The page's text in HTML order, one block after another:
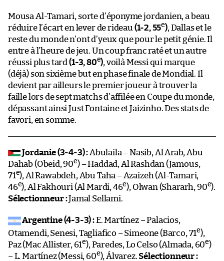
Mousa Al-Tamari, sorte d’éponyme jordanien, a beau
réduire l’écart en lever de rideau (1-2, 55e), Dallas et le
reste du monde n’ont d’yeux que pour le petit génie. Il
entre à l’heure de jeu. Un coup franc raté et un autre
réussi plus tard (1-3, 80e), voilà Messi qui marque
(déjà) son sixième but en phase finale de Mondial. Il
devient par ailleurs le premier joueur à trouver la
faille lors de sept matchs d’affilée en Coupe du monde,
dépassant ainsi Just Fontaine et Jaizinho. Des stats de
favori, en somme.
Jordanie (3-4-3):Abulaila – Nasib, Al Arab, Abu
Dahab (Obeid, 90e) – Haddad, Al Rashdan (Jamous,
71e), Al Rawabdeh, Abu Taha – Azaizeh (Al-Tamari,
46e), Al Fakhouri (Al Mardi, 46e), Olwan (Shararh, 90e).
Sélectionneur:Jamal Sellami.
Argentine (4-3-3):E. Martínez – Palacios,
Otamendi, Senesi, Tagliafico – Simeone (Barco, 71e),
Paz (Mac Allister, 61e), Paredes, Lo Celso (Almada, 60e)
– L. Martínez (Messi, 60e), Álvarez. Sélectionneur :